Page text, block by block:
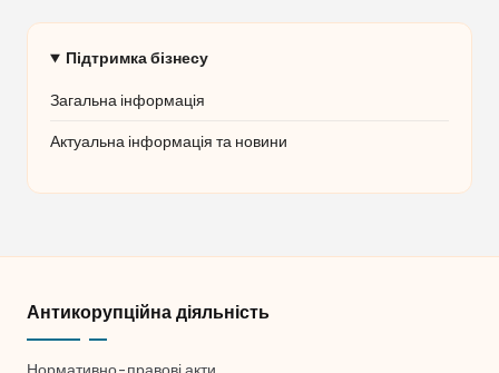
Підтримка бізнесу
Загальна інформація
Актуальна інформація та новини
Антикорупційна діяльність